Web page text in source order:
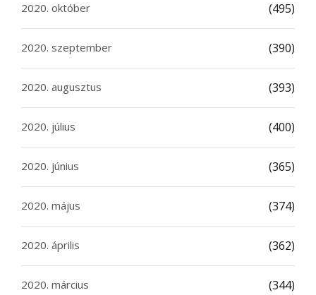
2020. október (495)
2020. szeptember (390)
2020. augusztus (393)
2020. július (400)
2020. június (365)
2020. május (374)
2020. április (362)
2020. március (344)